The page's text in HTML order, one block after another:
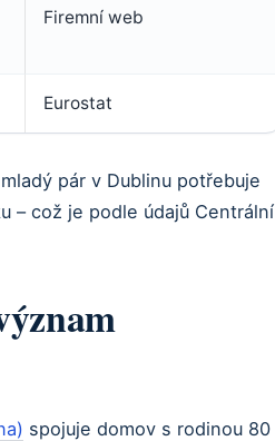
Firemní web
Eurostat
pár v Dublinu potřebuje
– což je podle údajů Centrální
spojuje domov s rodinou 80